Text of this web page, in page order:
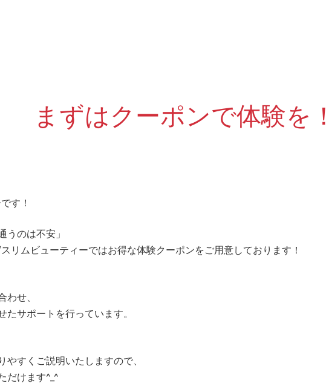
まずはクーポンで体験を！
す！
うのは不安」
リムビューティーではお得な体験クーポンをご用意しております！
せ、
サポートを行っています。
すくご説明いたしますので、
だけます^_^